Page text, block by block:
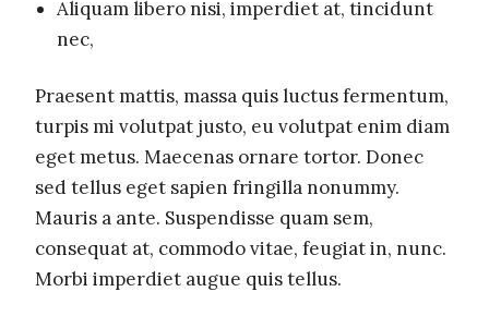
Aliquam libero nisi, imperdiet at, tincidunt
nec,
Praesent mattis, massa quis luctus fermentum,
turpis mi volutpat justo, eu volutpat enim diam
eget metus. Maecenas ornare tortor. Donec
sed tellus eget sapien fringilla nonummy.
Mauris a ante. Suspendisse quam sem,
consequat at, commodo vitae, feugiat in, nunc.
Morbi imperdiet augue quis tellus.